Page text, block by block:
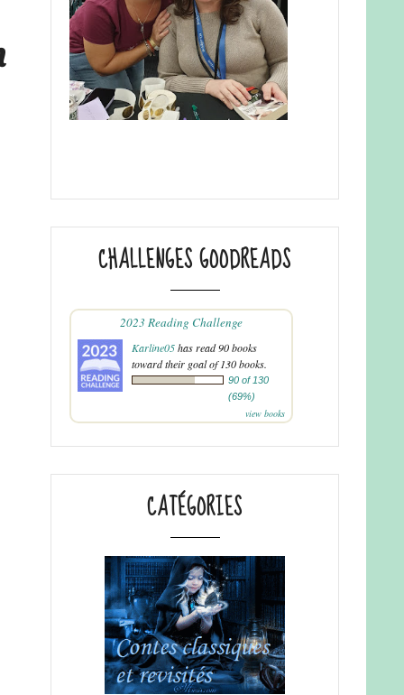
CHALLENGES GOODREADS
2023 Reading Challenge
Karline05has read 90 books
toward their goal of 130 books.
90 of 130
(69%)
view books
CATÉGORIES